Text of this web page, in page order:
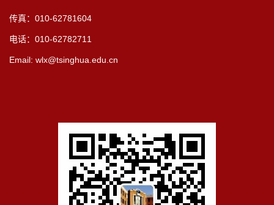
传真：010-62781604
电话：010-62782711
Email: wlx@tsinghua.edu.cn